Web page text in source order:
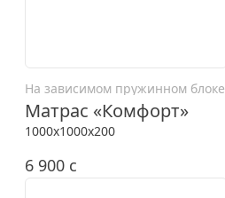
На зависимом пружинном блоке
Матрас «Комфорт»
1000x1000x200
6 900 c